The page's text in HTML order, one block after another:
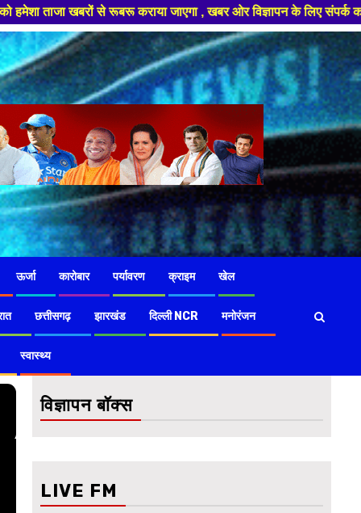
रूबरू कराया जाएगा , खबर ओर विज्ञापन के लिए संपर्क करे +91 97826
ऊर्जा कारोबार पर्यावरण क्राइम खेल
छत्तीसगढ़ झारखंड दिल्ली NCR मनोरंजन
स्वास्थ्य
विज्ञापन बॉक्स
LIVE FM